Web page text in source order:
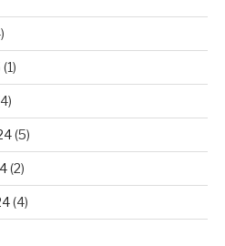
(1)
(5)
(2)
(4)